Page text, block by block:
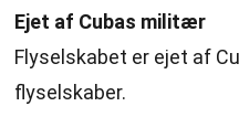
Ejet af Cubas militær
Flyselskabet er ejet af
flyselskaber.